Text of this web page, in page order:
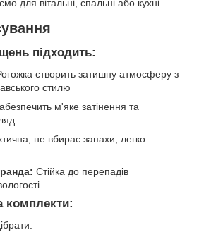
для вітальні, спальні або кухні.
підходить:
створить затишну атмосферу з
стилю
м'яке затінення та
не вбирає запахи, легко
Стійка до перепадів
комплекти: